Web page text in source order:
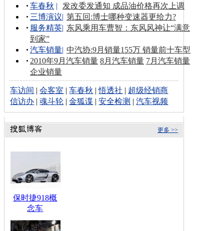
车春秋 |
发改委发通知 成品油价格再次上调
三博演议| 第五回:博士哪种变速器更给力?
服务精英| 东风乘用车曹智：东风风神让“满意
到家”
汽车销量| 中汽协:9月销量155万 销量前十车型
2010年9月汽车销量 8月汽车销量 7月汽车销量
企业销量
车访间 |会客室 |车春秋 |悟透社 | 超级经销商
信访办 |魂斗轮 |金狐谍 |安全检测 |汽车视频
更多 >>
保时捷918概
念车